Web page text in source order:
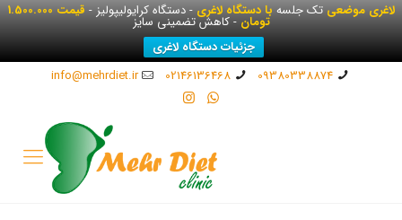
لاغری موضعیتک جلسهبا دستگاه لاغری- دستگاه کرایولیپولیز - قیمت 1.500.000
تومان- کاهش تضمینی سایز
جزئیات دستگاه لاغری
09380338874
02146136468
info@mehrdiet.ir